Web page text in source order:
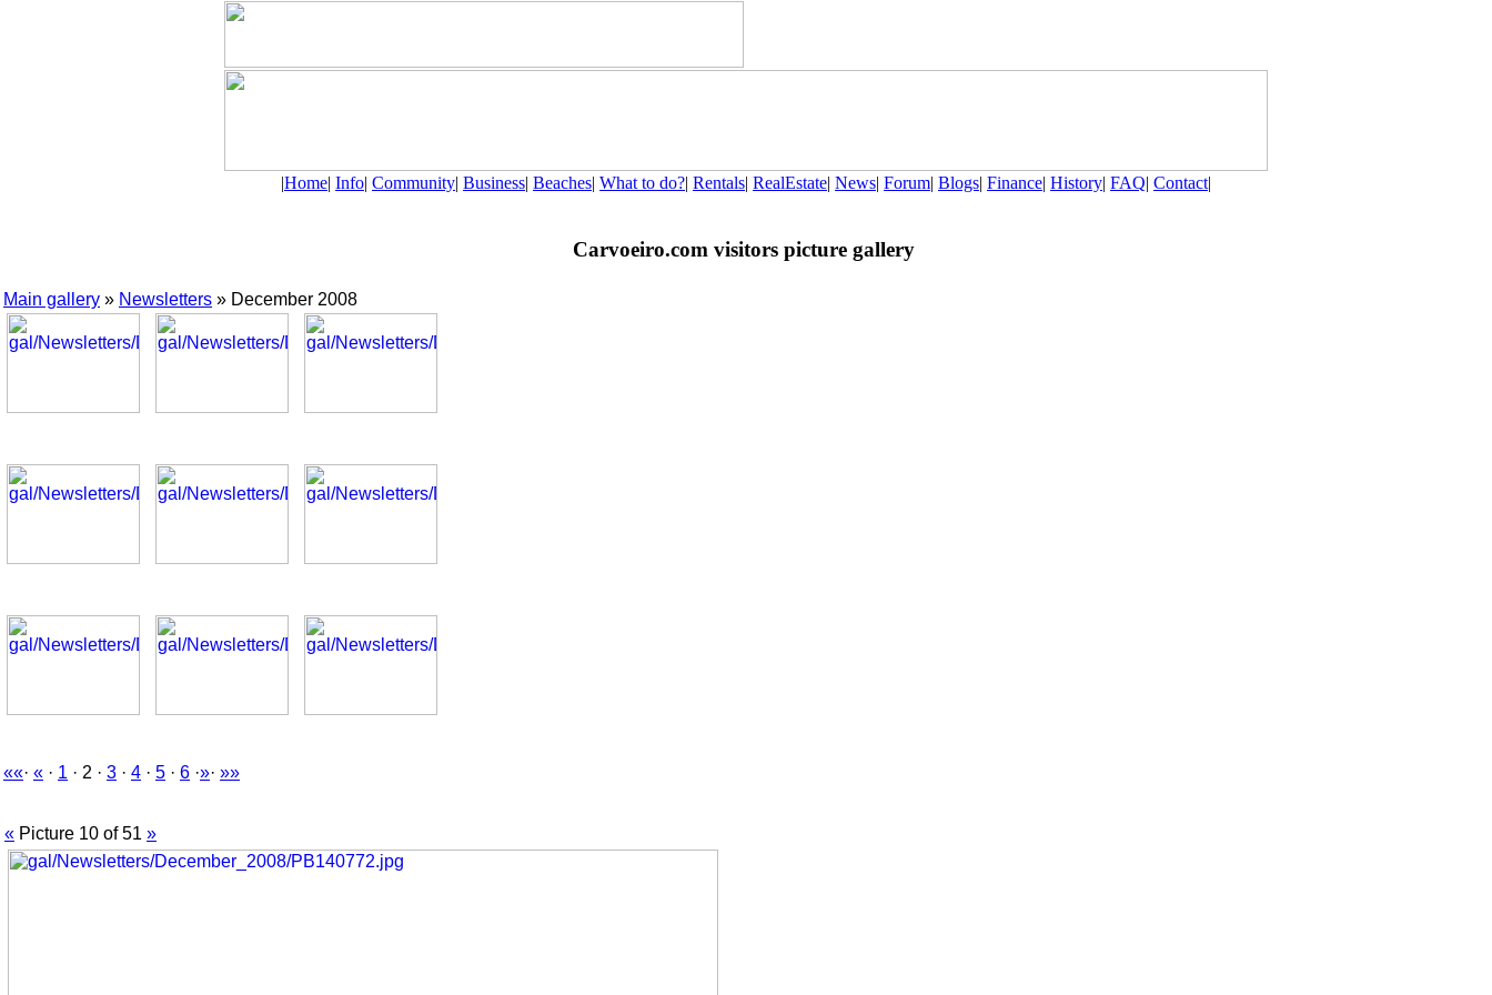
|Home| Info| Community| Business| Beaches| What to do?| Rentals| RealEstate| News| Forum| Blogs| Finance| History| FAQ| Contact|
Carvoeiro.com visitors picture gallery
Main gallery » Newsletters » December 2008
««· « · 1 · 2 · 3 · 4 · 5 · 6 ·»· »»
« Picture 10 of 51 »